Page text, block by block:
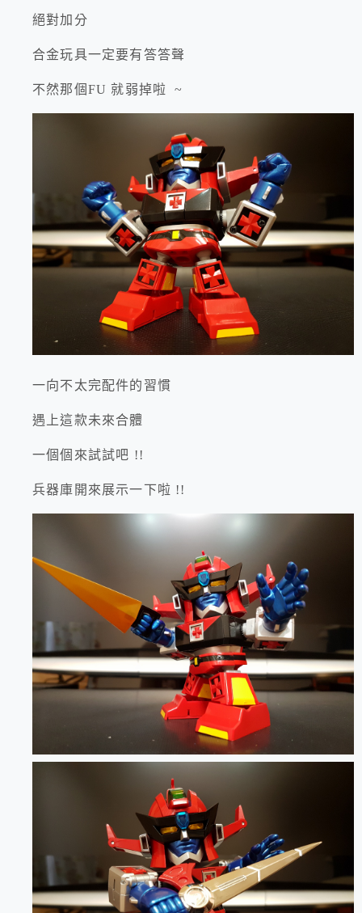
絕對加分
合金玩具一定要有答答聲
不然那個FU 就弱掉啦 ~
一向不太完配件的習慣
遇上這款未來合體
一個個來試試吧 !!
兵器庫開來展示一下啦 !!